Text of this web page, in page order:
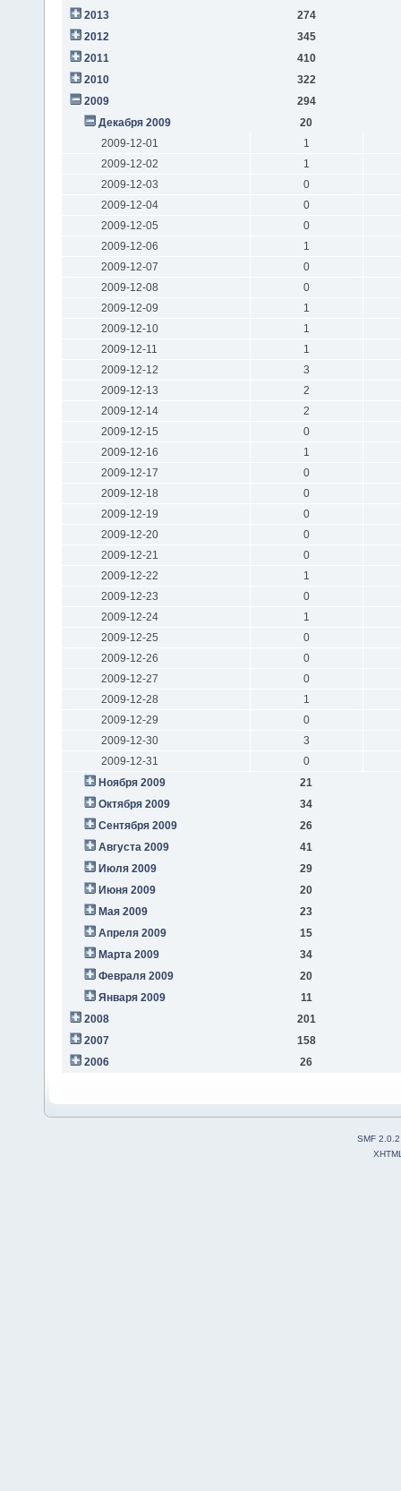
2013
274
2012
345
2011
410
2010
322
2009
294
Декабря 2009
20
2009-12-01
1
2009-12-02
1
2009-12-03
0
2009-12-04
0
2009-12-05
0
2009-12-06
1
2009-12-07
0
2009-12-08
0
2009-12-09
1
2009-12-10
1
2009-12-11
1
2009-12-12
3
2009-12-13
2
2009-12-14
2
2009-12-15
0
2009-12-16
1
2009-12-17
0
2009-12-18
0
2009-12-19
0
2009-12-20
0
2009-12-21
0
2009-12-22
1
2009-12-23
0
2009-12-24
1
2009-12-25
0
2009-12-26
0
2009-12-27
0
2009-12-28
1
2009-12-29
0
2009-12-30
3
2009-12-31
0
Ноября 2009
21
Октября 2009
34
Сентября 2009
26
Августа 2009
41
Июля 2009
29
Июня 2009
20
Мая 2009
23
Апреля 2009
15
Марта 2009
34
Февраля 2009
20
Января 2009
11
2008
201
2007
158
2006
26
SMF 2.0.2